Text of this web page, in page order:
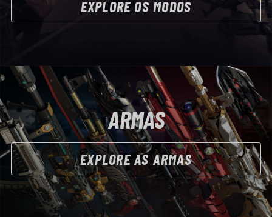
EXPLORE OS MODOS
ARMAS
EXPLORE AS ARMAS